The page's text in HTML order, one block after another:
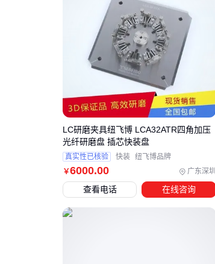
￥6000.00 广东深圳
LC研磨夹具纽飞博 LCA32ATR四角加压
光纤研磨盘 插芯快装盘
真实性已核验 快装 纽飞博品牌
查看电话 在线咨询